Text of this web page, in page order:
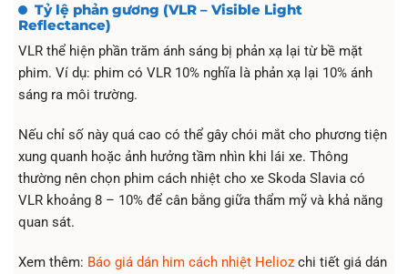
Tỷ lệ phản gương (VLR – Visible Light
Reflectance)
VLR thể hiện phần trăm ánh sáng bị phản xạ lại từ bề mặt
phim. Ví dụ: phim có VLR 10% nghĩa là phản xạ lại 10% ánh
sáng ra môi trường.
Nếu chỉ số này quá cao có thể gây chói mắt cho phương tiện
xung quanh hoặc ảnh hưởng tầm nhìn khi lái xe. Thông
thường nên chọn phim cách nhiệt cho xe Skoda Slavia có
VLR khoảng 8 – 10% để cân bằng giữa thẩm mỹ và khả năng
quan sát.
Xem thêm: Báo giá dán him cách nhiệt Heliozchi tiết giá dán